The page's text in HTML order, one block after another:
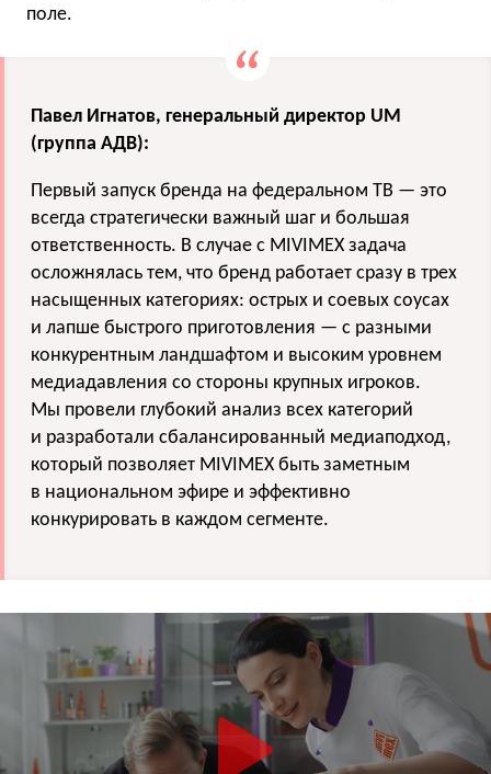
поле.
Павел Игнатов, генеральный директор UM
(группа АДВ):
Первый запуск бренда на федеральном ТВ — это
всегда стратегически важный шаг и большая
ответственность. В случае с MIVIMEX задача
осложнялась тем, что бренд работает сразу в трех
насыщенных категориях: острых и соевых соусах
и лапше быстрого приготовления — с разными
конкурентным ландшафтом и высоким уровнем
медиадавления со стороны крупных игроков.
Мы провели глубокий анализ всех категорий
и разработали сбалансированный медиаподход,
который позволяет MIVIMEX быть заметным
в национальном эфире и эффективно
конкурировать в каждом сегменте.